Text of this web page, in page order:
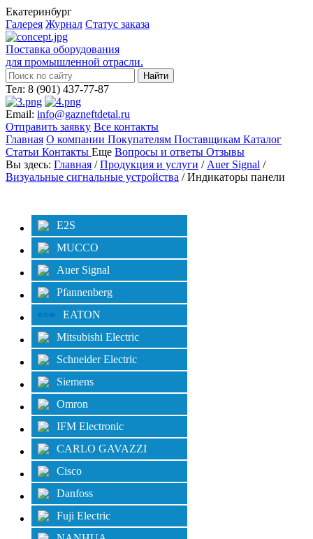
Екатеринбург
Галерея Журнал Статус заказа
Поставка оборудования
для промышленной отрасли.
Тел: 8 (901) 437-77-87
Email: info@gazneftdetal.ru
Отправить заявку Все контакты
Главная О компании Покупателям Поставщикам Каталог
Статьи Контакты Еще Вопросы и ответы Отзывы
Вы здесь: Главная /Продукция и услуги / Auer Signal /
Визуальные сигнальные устройства / Индикаторы панели
E2S
MUCCO
Auer Signal
Pfannenberg
EATON
Mitsubishi Electric
Schneider Electric
Siemens
Omron
IFM Electronic
CARLO GAVAZZI
Cisco
Danfoss
Fuji Electric